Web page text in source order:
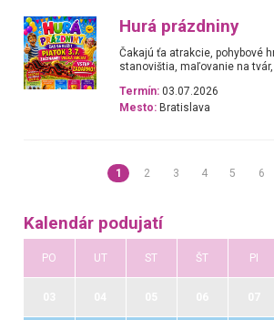
Hurá prázdniny
Čakajú ťa atrakcie, pohybové
stanovištia, maľovanie na
Termín: 03.07.2026
Mesto: Bratislava
1 2 3 4 5 6
Kalendár podujatí
PO UT ST ŠT PI